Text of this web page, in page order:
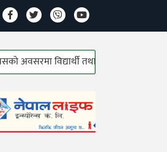
विद्यार्थी तथा जेष्ठ कम्युनिष्ट योद्धाहरु